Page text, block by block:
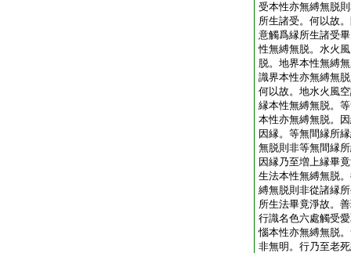
受本性亦無縛無脱
所生諸受。何以故
意觸爲縁所生諸受
性無縛無脱。水火
脱。地界本性無縛
識界本性亦無縛無
何以故。地水火風
縁本性無縛無脱。
本性亦無縛無脱。
因縁。等無間縁所
無脱則非等無間縁
因縁乃至増上縁畢
生法本性無縛無脱
縛無脱則非從諸縁
所生法畢竟淨故。
行識名色六處觸受
惱本性亦無縛無脱
非無明。行乃至老